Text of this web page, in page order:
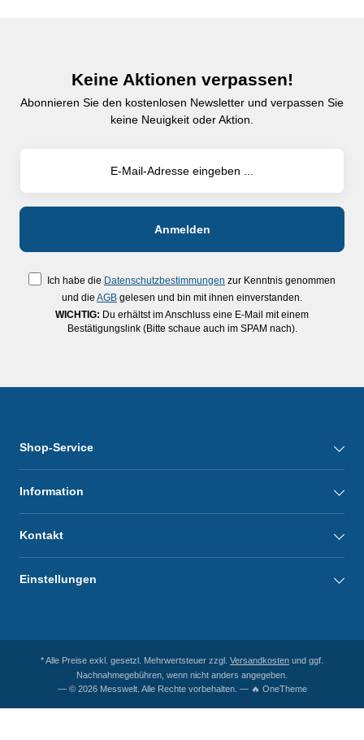
Keine Aktionen verpassen!
Abonnieren Sie den kostenlosen Newsletter und verpassen Sie
keine Neuigkeit oder Aktion.
Ich habe die Datenschutzbestimmungen zur Kenntnis genommen
und die AGB gelesen und bin mit ihnen einverstanden.
WICHTIG: Du erhältst im Anschluss eine E-Mail mit einem
Bestätigungslink (Bitte schaue auch im SPAM nach).
Shop-Service
Information
Kontakt
Einstellungen
* Alle Preise exkl. gesetzl. Mehrwertsteuer zzgl. Versandkosten und ggf.
Nachnahmegebühren, wenn nicht anders angegeben.
— © 2026 Messwelt. Alle Rechte vorbehalten. — 🔥 OneTheme